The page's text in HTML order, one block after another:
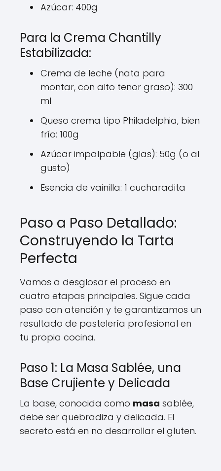
Azúcar: 400g
Para la Crema Chantilly
Estabilizada:
Crema de leche (nata para
montar, con alto tenor graso): 300
ml
Queso crema tipo Philadelphia, bien
frío: 100g
Azúcar impalpable (glas): 50g (o al
gusto)
Esencia de vainilla: 1 cucharadita
Paso a Paso Detallado:
Construyendo la Tarta
Perfecta
Vamos a desglosar el proceso en
cuatro etapas principales. Sigue cada
paso con atención y te garantizamos un
resultado de pastelería profesional en
tu propia cocina.
Paso 1: La Masa Sablée, una
Base Crujiente y Delicada
La base, conocida como masa sablée,
debe ser quebradiza y delicada. El
secreto está en no desarrollar el gluten.